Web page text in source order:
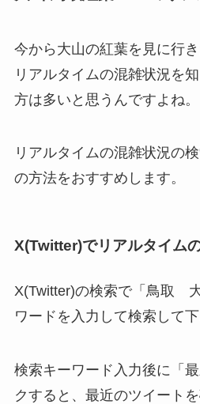
今から大山の紅葉を見に行
リアルタイムの混雑状況を
方は多いと思うんですよね。
リアルタイムの混雑状況の
の方法をおすすめします。
X(Twitter)でリアルタイム
X(Twitter)の検索で「鳥取
ワードを入力して検索して下
検索キーワード入力後に「
クすると、最近のツイート